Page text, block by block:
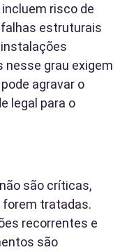
risco de
estruturais
nesse grau exigem
agravar o
legal para o
são críticas,
forem tratadas.
recorrentes e
são